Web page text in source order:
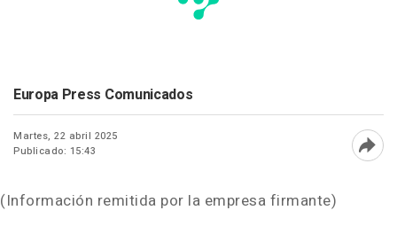
Europa Press Comunicados
Martes, 22 abril 2025
Publicado: 15:43
(Información remitida por la empresa firmante)